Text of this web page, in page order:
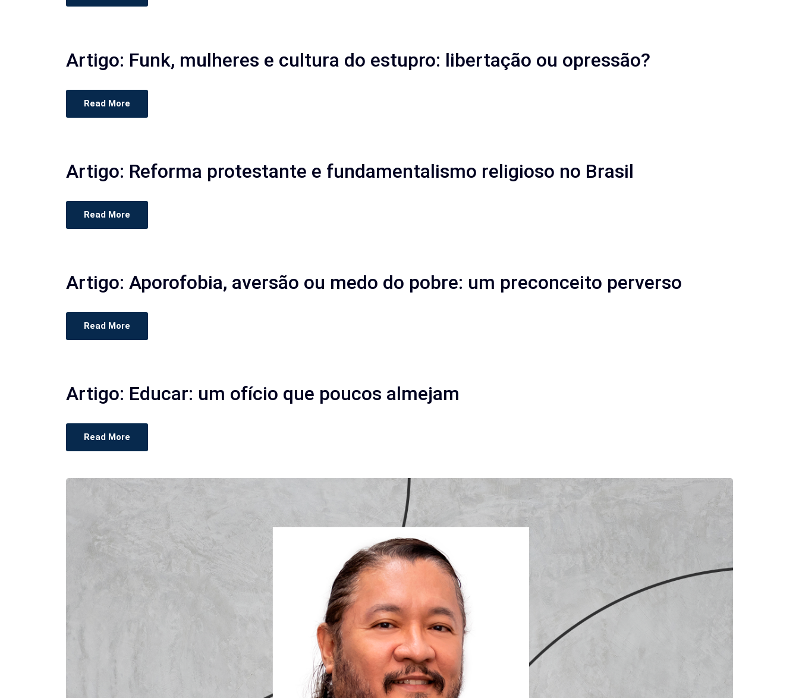
Artigo: Funk, mulheres e cultura do estupro: libertação ou opressão?
Read More
Artigo: Reforma protestante e fundamentalismo religioso no Brasil
Read More
Artigo: Aporofobia, aversão ou medo do pobre: um preconceito perverso
Read More
Artigo: Educar: um ofício que poucos almejam
Read More